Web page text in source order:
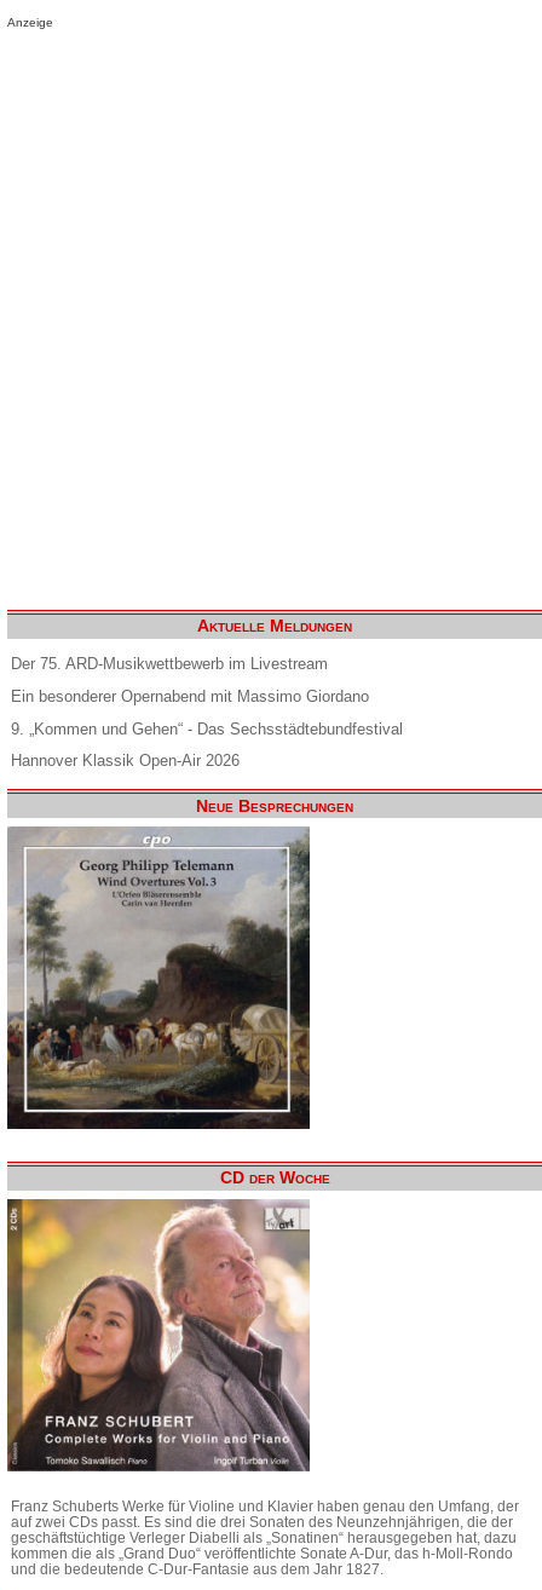
Anzeige
Aktuelle Meldungen
Der 75. ARD-Musikwettbewerb im Livestream
Ein besonderer Opernabend mit Massimo Giordano
9. „Kommen und Gehen“ - Das Sechsstädtebundfestival
Hannover Klassik Open-Air 2026
Neue Besprechungen
CD der Woche
Franz Schuberts Werke für Violine und Klavier haben genau den Umfang, der
auf zwei CDs passt. Es sind die drei Sonaten des Neunzehnjährigen, die der
geschäftstüchtige Verleger Diabelli als „Sonatinen“ herausgegeben hat, dazu
kommen die als „Grand Duo“ veröffentlichte Sonate A-Dur, das h-Moll-Rondo
und die bedeutende C-Dur-Fantasie aus dem Jahr 1827.